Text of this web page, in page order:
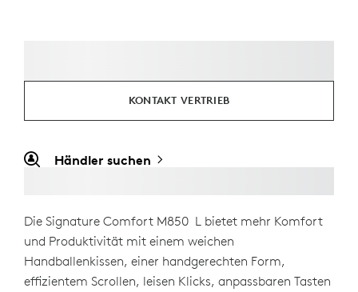
KONTAKT VERTRIEB
Händler suchen
Die Signature Comfort M850 L bietet mehr Komfort
und Produktivität mit einem weichen
Handballenkissen, einer handgerechten Form,
effizientem Scrollen, leisen Klicks, anpassbaren Tasten